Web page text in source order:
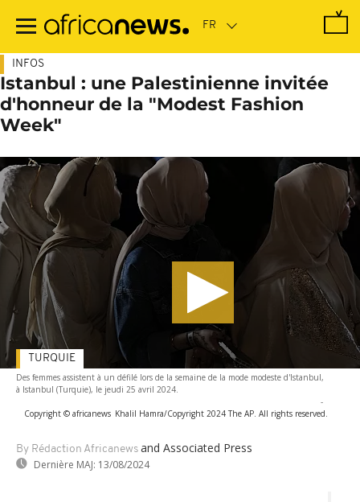
contenu
INFOS
Istanbul : une Palestinienne invitée
d'honneur de la "Modest Fashion
Week"
Des femmes assistent à un défilé lors de la semaine de la mode modeste d'Istanbul,
à Istanbul (Turquie), le jeudi 25 avril 2024.
-
Copyright © africanews Khalil Hamra/Copyright 2024 The AP. All rights reserved.
By Rédaction Africanews and Associated Press
Dernière MAJ: 13/08/2024
TURQUIE